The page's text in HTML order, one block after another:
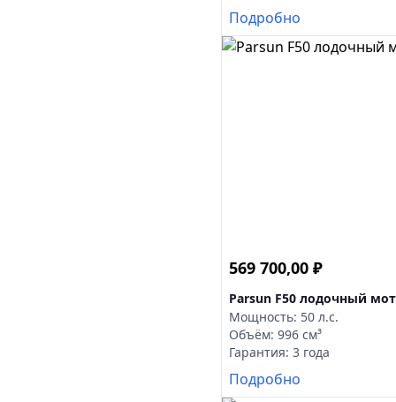
Подробно
569 700,00 ₽
Parsun F50 лодочный
Мощность: 50 л.с.
Объём: 996 см³
Гарантия: 3 года
Подробно